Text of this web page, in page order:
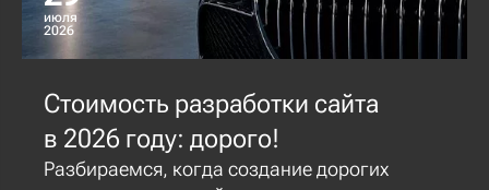
июля
2026
Стоимость разработки сайта
в 2026 году: дорого!
Разбираемся, когда создание дорогих